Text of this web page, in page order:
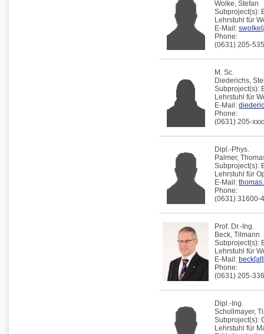
Wolke, Stefan
Subproject(s):
Lehrstuhl für
E-Mail:
Phone:
(0631) 205-
M. Sc.
Diederichs,
Subproject(s):
Lehrstuhl für
E-Mail:
Phone:
(0631) 205-
Dipl.-Phys.
Palmer,
Subproject(s):
Lehrstuhl für
E-Mail:
Phone:
(0631) 31600-
Prof. Dr.-Ing.
Beck, Tilmann
Subproject(s):
Lehrstuhl für
E-Mail:
Phone:
(0631) 205-
Dipl.-Ing.
Schollmayer,
Subproject(s):
Lehrstuhl für